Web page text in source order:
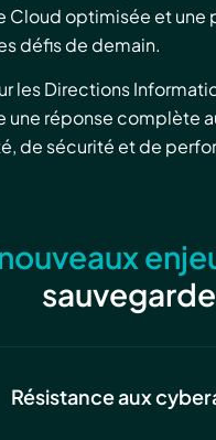
Cloud optimisée et une
défis de demain.
les Directions
une réponse complète
de sécurité et de
nouveaux
sauvegarde
Résistance aux